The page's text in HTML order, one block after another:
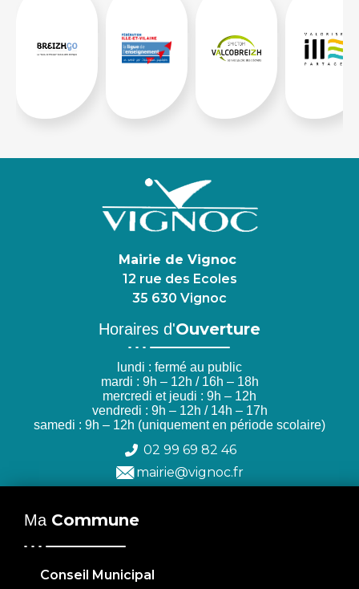
Mairie de Vignoc
12 rue des Ecoles
35 630 Vignoc
Horaires d'Ouverture
lundi : fermé au public
mardi : 9h – 12h / 16h – 18h
mercredi et jeudi : 9h – 12h
vendredi : 9h – 12h / 14h – 17h
samedi : 9h – 12h (uniquement en période scolaire)
02 99 69 82 46
mairie@vignoc.fr
Ma Commune
Conseil Municipal